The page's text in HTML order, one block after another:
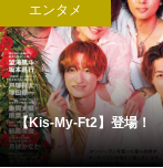
エンタメ
【福山雅治】サプライ